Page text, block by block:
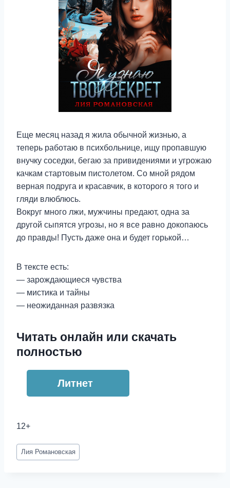
Еще месяц назад я жила обычной жизнью, а
теперь работаю в психбольнице, ищу пропавшую
внучку соседки, бегаю за привидениями и угрожаю
качкам стартовым пистолетом. Со мной рядом
верная подруга и красавчик, в которого я того и
гляди влюблюсь.
Вокруг много лжи, мужчины предают, одна за
другой сыпятся угрозы, но я все равно докопаюсь
до правды! Пусть даже она и будет горькой…
В тексте есть:
— зарождающиеся чувства
— мистика и тайны
— неожиданная развязка
Читать онлайн или скачать
полностью
Литнет
12+
Метки
записи:
Лия Романовская